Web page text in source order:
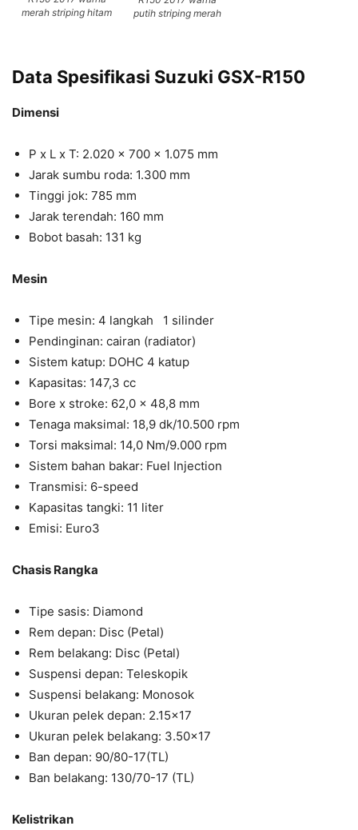
merah striping hitam
putih striping merah
Data Spesifikasi Suzuki GSX-R150
Dimensi
P x L x T: 2.020 x 700 x 1.075 mm
Jarak sumbu roda: 1.300 mm
Tinggi jok: 785 mm
Jarak terendah: 160 mm
Bobot basah: 131 kg
Mesin
Tipe mesin: 4 langkah 1 silinder
Pendinginan: cairan (radiator)
Sistem katup: DOHC 4 katup
Kapasitas: 147,3 cc
Bore x stroke: 62,0 × 48,8 mm
Tenaga maksimal: 18,9 dk/10.500 rpm
Torsi maksimal: 14,0 Nm/9.000 rpm
Sistem bahan bakar: Fuel Injection
Transmisi: 6-speed
Kapasitas tangki: 11 liter
Emisi: Euro3
Chasis Rangka
Tipe sasis: Diamond
Rem depan: Disc (Petal)
Rem belakang: Disc (Petal)
Suspensi depan: Teleskopik
Suspensi belakang: Monosok
Ukuran pelek depan: 2.15×17
Ukuran pelek belakang: 3.50×17
Ban depan: 90/80-17(TL)
Ban belakang: 130/70-17 (TL)
Kelistrikan